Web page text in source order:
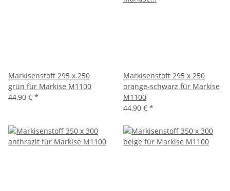
Markisenstoff 295 x 250
grün für Markise M1100
44,90 € *
Markisenstoff 295 x 250
orange-schwarz für Markise
M1100
44,90 € *